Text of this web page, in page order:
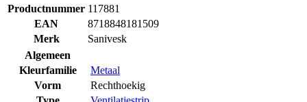
Productnummer 117881
EAN
8718848181509
Merk
Sanivesk
Algemeen
Kleurfamilie
Metaal
Vorm
Rechthoekig